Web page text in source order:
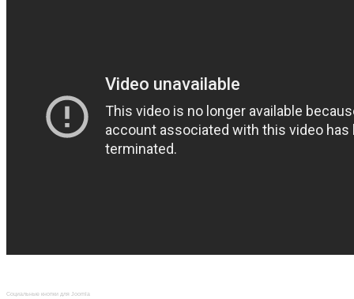
Социальные кнопки для Joomla